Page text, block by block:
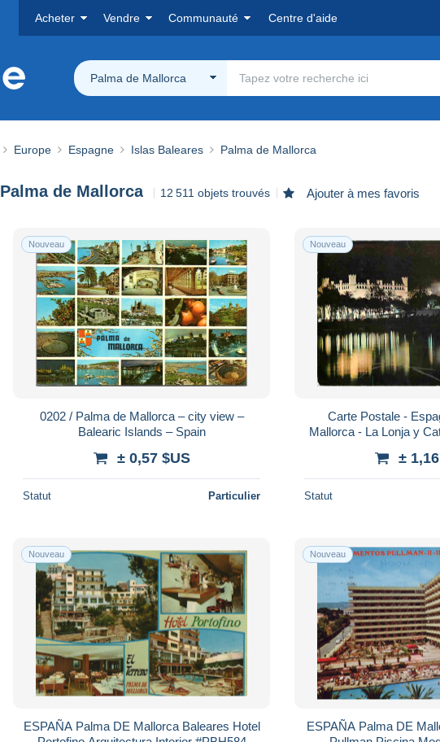
Acheter Vendre Communauté Centre d'aide
Palma de Mallorca
Europe Espagne Islas Baleares Palma de Mallorca
Palma de Mallorca 12 511 objets trouvés Ajouter à mes favoris
Nouveau
0202 / Palma de Mallorca – city view –
Balearic Islands – Spain
± 0,57 $US
Statut Particulier
Nouveau
Carte Postale -
Mallorca - La Lonja y
±
Statut
Nouveau
ESPAÑA Palma DE Mallorca Baleares Hotel
Nouveau
ESPAÑA Palma DE